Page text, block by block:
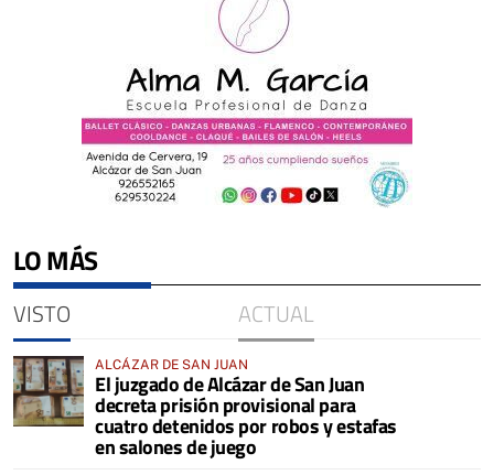
LO MÁS
VISTO ACTUAL
ALCÁZAR DE SAN JUAN
El juzgado de Alcázar de San Juan
decreta prisión provisional para
cuatro detenidos por robos y estafas
en salones de juego